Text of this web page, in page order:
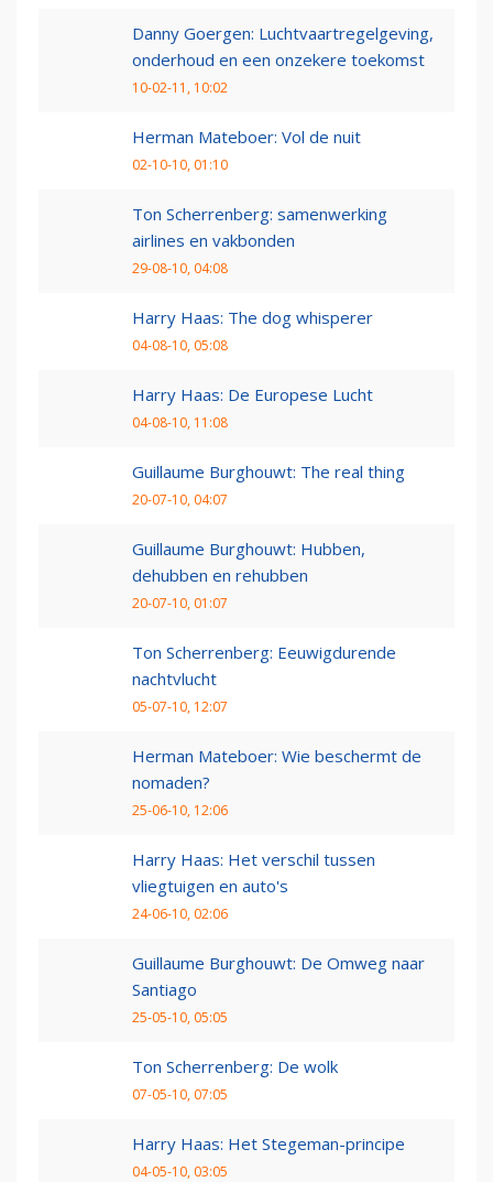
Danny Goergen: Luchtvaartregelgeving,
onderhoud en een onzekere toekomst
10-02-11, 10:02
Herman Mateboer: Vol de nuit
02-10-10, 01:10
Ton Scherrenberg: samenwerking
airlines en vakbonden
29-08-10, 04:08
Harry Haas: The dog whisperer
04-08-10, 05:08
Harry Haas: De Europese Lucht
04-08-10, 11:08
Guillaume Burghouwt: The real thing
20-07-10, 04:07
Guillaume Burghouwt: Hubben,
dehubben en rehubben
20-07-10, 01:07
Ton Scherrenberg: Eeuwigdurende
nachtvlucht
05-07-10, 12:07
Herman Mateboer: Wie beschermt de
nomaden?
25-06-10, 12:06
Harry Haas: Het verschil tussen
vliegtuigen en auto's
24-06-10, 02:06
Guillaume Burghouwt: De Omweg naar
Santiago
25-05-10, 05:05
Ton Scherrenberg: De wolk
07-05-10, 07:05
Harry Haas: Het Stegeman-principe
04-05-10, 03:05